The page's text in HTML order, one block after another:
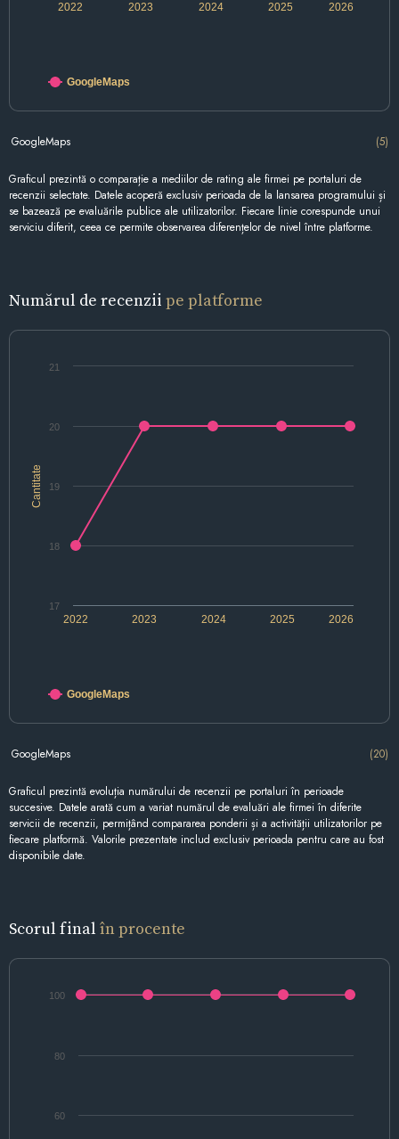
2022 2024 2026
2023 2025
GoogleMaps
GoogleMaps (5)
Graficul prezintă o comparație a mediilor de rating ale firmei pe portaluri de
recenzii selectate. Datele acoperă exclusiv perioada de la lansarea programului și
se bazează pe evaluările publice ale utilizatorilor. Fiecare linie corespunde unui
serviciu diferit, ceea ce permite observarea diferențelor de nivel între platforme.
Numărul de recenzii pe platforme
Cantitate
2022 2024 2026
2023 2025
18
19
20
17
21
GoogleMaps
GoogleMaps (20)
Graficul prezintă evoluția numărului de recenzii pe portaluri în perioade
succesive. Datele arată cum a variat numărul de evaluări ale firmei în diferite
servicii de recenzii, permițând compararea ponderii și a activității utilizatorilor pe
fiecare platformă. Valorile prezentate includ exclusiv perioada pentru care au fost
disponibile date.
Scorul final în procente
60
80
100